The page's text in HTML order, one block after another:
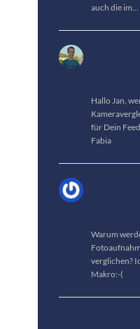
auch die im…
Hallo Jan,
für Dein
Fabia
Warum
verglichen?
Makro:-(